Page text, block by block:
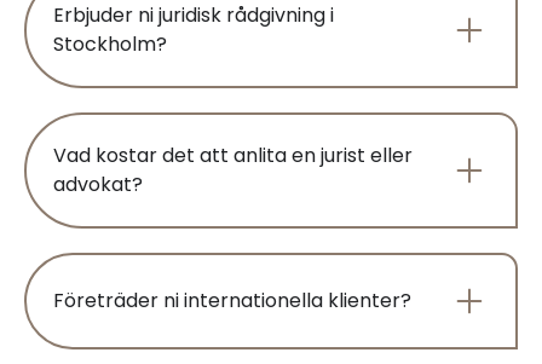
Erbjuder ni juridisk rådgivning i
Stockholm?
Vad kostar det att anlita en jurist eller
advokat?
Företräder ni internationella klienter?